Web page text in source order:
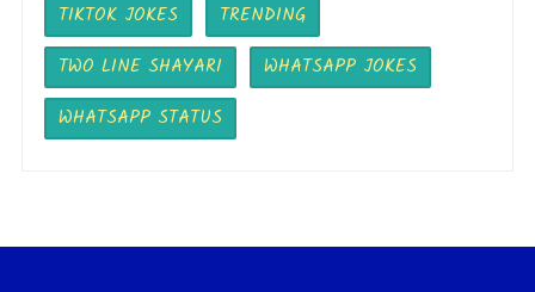
TIKTOK JOKES
TRENDING
TWO LINE SHAYARI
WHATSAPP JOKES
WHATSAPP STATUS